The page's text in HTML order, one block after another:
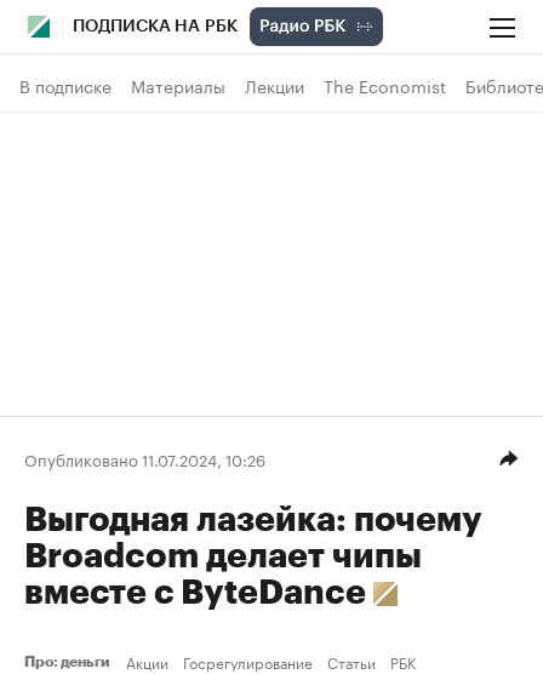
ПОДПИСКА НА РБК
В подписке Материалы Лекции The Economist
Опубликовано 11.07.2024, 10:26
Выгодная лазейка: почему
Broadcom делает чипы
вместе с ByteDance
Про: деньги Акции Госрегулирование Статьи РБК